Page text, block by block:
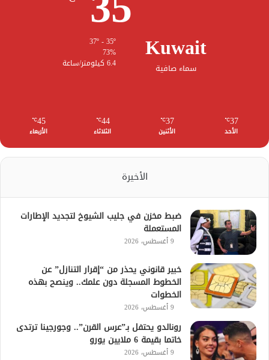
Kuwait
سماء صافية
73%
6.4 كيلومتر/ساعة
37
℃
الأحد
37
℃
الأثنين
44
℃
الثلاثاء
45
℃
الأربعاء
الأخيرة
ضبط مخزن في جليب الشيوخ لتجديد الإطارات
المستعملة
9 أغسطس، 2026
خبير قانوني يحذر من “إقرار التنازل” عن
الخطوط المسجلة دون علمك.. وينصح بهذه
الخطوات
9 أغسطس، 2026
رونالدو يحتفل بـ”عرس القرن”.. وجورجينا ترتدى
خاتما بقيمة 6 ملايين يورو
9 أغسطس، 2026